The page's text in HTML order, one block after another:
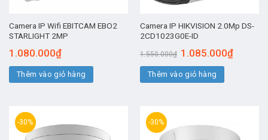
Camera IP Wifi EBITCAM EBO2
STARLIGHT 2MP
1.080.000₫
Thêm vào giỏ hàng
Camera IP HIKVISION 2.0Mp DS-
2CD1023G0E-ID
1.550.000₫ Giá
gốc
là:
1.550.000₫.
1.085.000₫Giá
Thêm vào giỏ hàng
-30% -30%